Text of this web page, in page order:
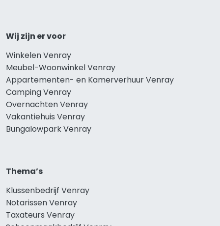
Wij zijn er voor
Winkelen Venray
Meubel-Woonwinkel Venray
Appartementen- en Kamerverhuur Venray
Camping Venray
Overnachten Venray
Vakantiehuis Venray
Bungalowpark Venray
Thema’s
Klussenbedrijf Venray
Notarissen Venray
Taxateurs Venray